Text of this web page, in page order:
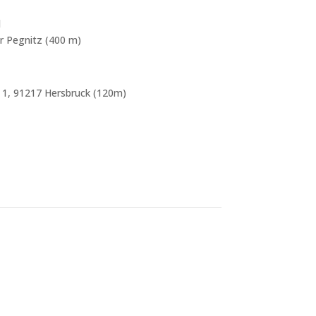
Pegnitz (400 m)
91217 Hersbruck (120m)